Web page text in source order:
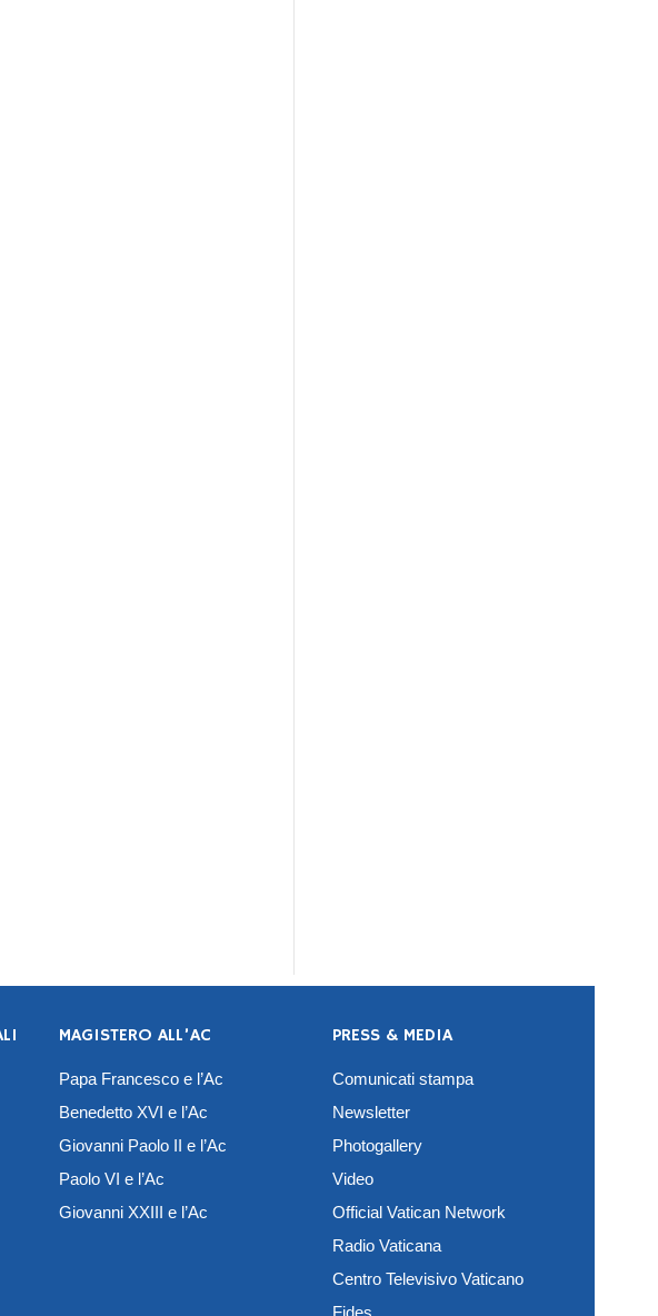
MAGISTERO ALL’AC
Papa Francesco e l’Ac
Benedetto XVI e l’Ac
Giovanni Paolo II e l’Ac
Paolo VI e l’Ac
Giovanni XXIII e l’Ac
PRESS & MEDIA
Comunicati stampa
Newsletter
Photogallery
Video
Official Vatican Network
Radio Vaticana
Centro Televisivo Vaticano
Fides